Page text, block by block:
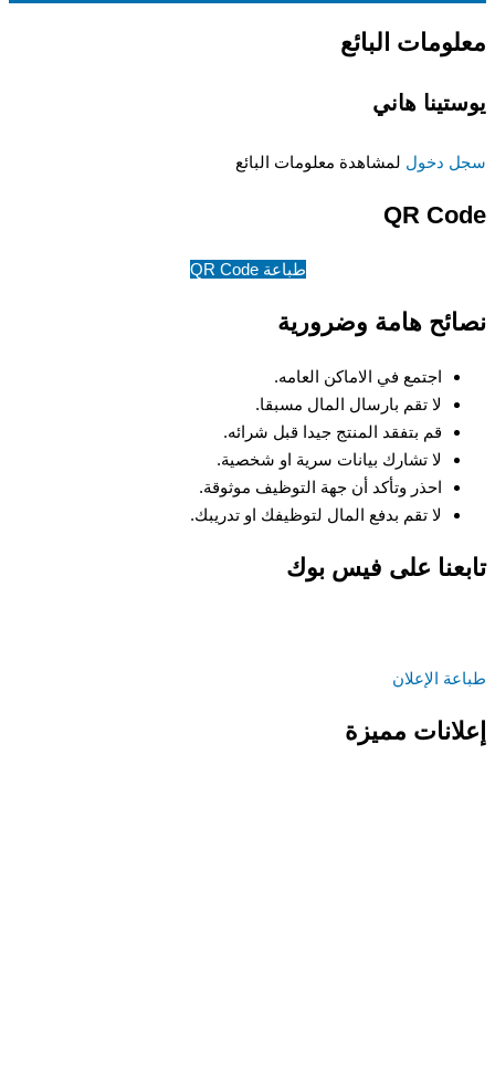
معلومات البائع
يوستينا هاني
سجل دخول لمشاهدة معلومات البائع
QR Code
طباعة QR Code
نصائح هامة وضرورية
اجتمع في الاماكن العامه.
لا تقم بارسال المال مسبقا.
قم بتفقد المنتج جيدا قبل شرائه.
لا تشارك بيانات سرية او شخصية.
احذر وتأكد أن جهة التوظيف موثوقة.
لا تقم بدفع المال لتوظيفك او تدريبك.
تابعنا على فيس بوك
طباعة الإعلان
إعلانات مميزة